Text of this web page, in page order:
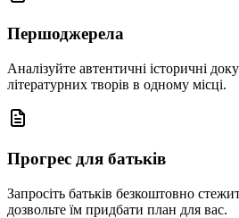
Першоджерела
Аналізуйте автентичні історичні
літературних творів в одному місці.
Прогрес для батьків
Запросіть батьків безкоштовно
дозвольте їм придбати план для вас.